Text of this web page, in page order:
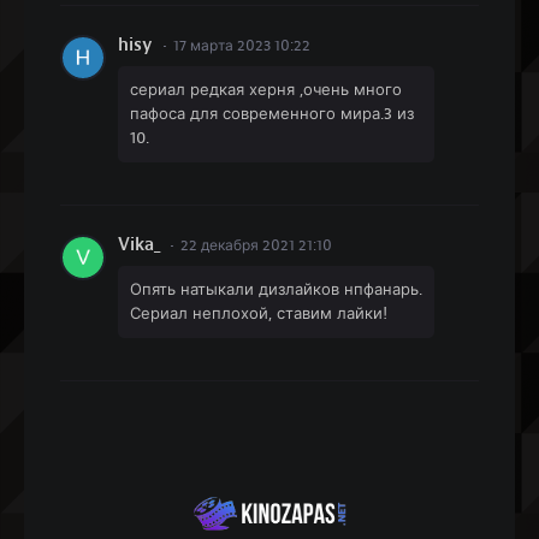
hisy 17 марта 2023 10:22
сериал редкая херня ,очень много
пафоса для современного мира.3 из
10.
Vika_ 22 декабря 2021 21:10
Опять натыкали дизлайков нпфанарь.
Сериал неплохой, ставим лайки!